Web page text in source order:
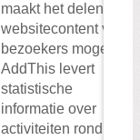
maakt het delen van
websitecontent voor
bezoekers mogelijk.
AddThis levert
statistische
informatie over
activiteiten rond het